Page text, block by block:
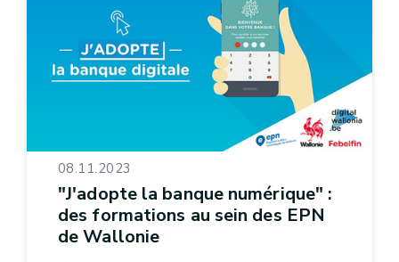
08.11.2023
"J'adopte la banque numérique" :
des formations au sein des EPN
de Wallonie